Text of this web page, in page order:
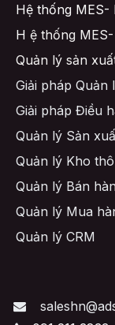
Hệ thống MES-
H ệ thống
Quản lý sản
Giải pháp Quản
Giải pháp Điều
Quản lý Sản
Quản lý Kho
Quản lý Bán
Quản lý Mua
Quản lý CRM